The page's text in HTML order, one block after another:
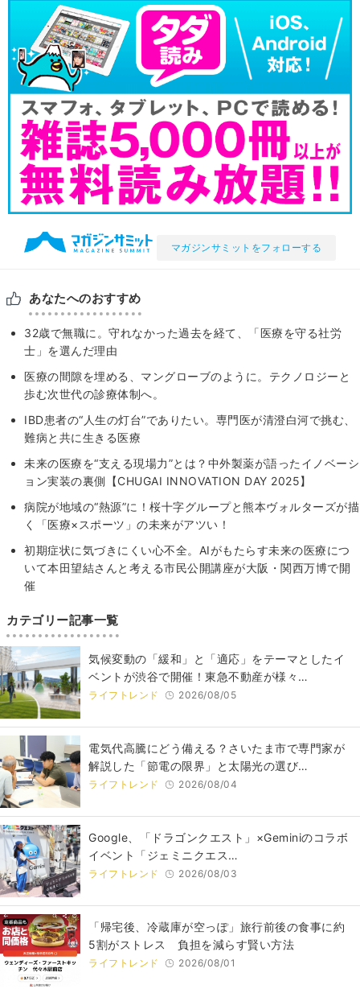
マガジンサミットをフォローする
あなたへのおすすめ
32歳で無職に。守れなかった過去を経て、「医療を守る社労
士」を選んだ理由
医療の間隙を埋める、マングローブのように。テクノロジーと
歩む次世代の診療体制へ。
IBD患者の“人生の灯台”でありたい。専門医が清澄白河で挑む、
難病と共に生きる医療
未来の医療を“支える現場力”とは？中外製薬が語ったイノベーシ
ョン実装の裏側【CHUGAI INNOVATION DAY 2025】
病院が地域の“熱源”に！桜十字グループと熊本ヴォルターズが描
く「医療×スポーツ」の未来がアツい！
初期症状に気づきにくい心不全。AIがもたらす未来の医療につ
いて本田望結さんと考える市民公開講座が大阪・関西万博で開
催
カテゴリー記事一覧
気候変動の「緩和」と「適応」をテーマとしたイ
ベントが渋谷で開催！東急不動産が様々…
ライフトレンド 2026/08/05
電気代高騰にどう備える？さいたま市で専門家が
解説した「節電の限界」と太陽光の選び…
ライフトレンド 2026/08/04
Google、「ドラゴンクエスト」×Geminiのコラボ
イベント「ジェミニクエス…
ライフトレンド 2026/08/03
「帰宅後、冷蔵庫が空っぽ」旅行前後の食事に約
5割がストレス 負担を減らす賢い方法
ライフトレンド 2026/08/01